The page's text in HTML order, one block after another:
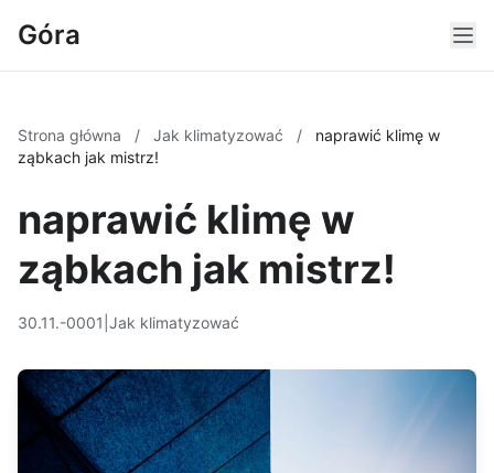
Góra
Strona główna / Jak klimatyzować /
naprawić klimę w
ząbkach jak mistrz!
naprawić klimę w
ząbkach jak mistrz!
30.11.-0001 Jak klimatyzować